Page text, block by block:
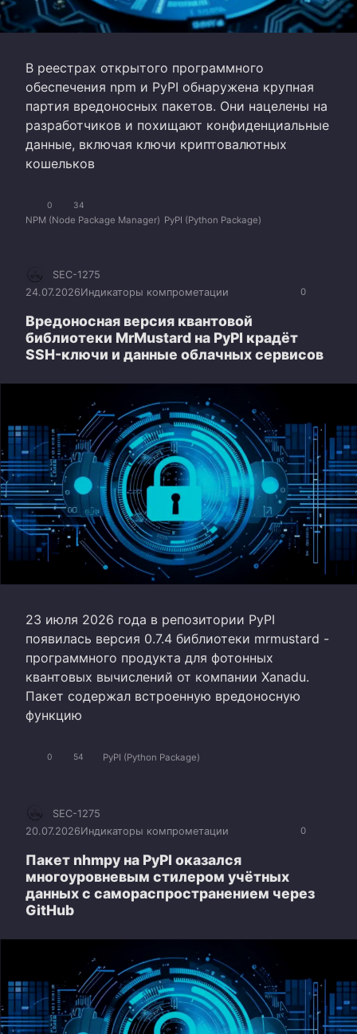
В реестрах открытого программного
обеспечения npm и PyPI обнаружена крупная
партия вредоносных пакетов. Они нацелены на
разработчиков и похищают конфиденциальные
данные, включая ключи криптовалютных
кошельков
0 34
NPM (Node Package Manager) PyPI (Python Package)
0
SEC-1275
24.07.2026Индикаторы компрометации
Вредоносная версия квантовой
библиотеки MrMustard на PyPI крадёт
SSH-ключи и данные облачных сервисов
23 июля 2026 года в репозитории PyPI
появилась версия 0.7.4 библиотеки mrmustard -
программного продукта для фотонных
квантовых вычислений от компании Xanadu.
Пакет содержал встроенную вредоносную
функцию
0 54 PyPI (Python Package)
0
SEC-1275
20.07.2026Индикаторы компрометации
Пакет nhmpy на PyPI оказался
многоуровневым стилером учётных
данных с самораспространением через
GitHub